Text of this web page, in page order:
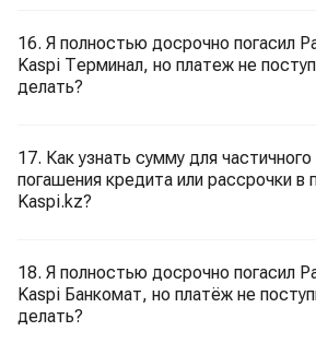
16. Я полностью досрочно погасил
Kaspi Терминал, но платеж не
делать?
17. Как узнать сумму для
погашения кредита или рассрочки в
Kaspi.kz?
18. Я полностью досрочно погасил
Kaspi Банкомат, но платёж не
делать?